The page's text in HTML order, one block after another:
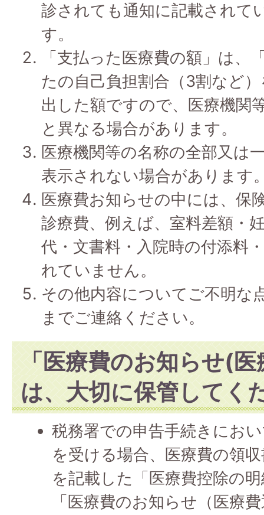
診されても通知に記載されて
す。
「支払った医療費の額」は、
たの自己負担割合（3割など
出した額ですので、医療機関
と異なる場合があります。
医療機関等の名称の全部又は
表示されない場合があります
医療費お知らせの中には、保
診療費、例えば、室料差額・
代・文書料・入院時の付添料
れていません。
その他内容についてご不明な
までご連絡ください。
「医療費のお知らせ(
は、大切に保管してく
税務署での申告手続きにお
を受ける場合、医療費の領
を記載した「医療費控除の
「医療費のお知らせ（医療